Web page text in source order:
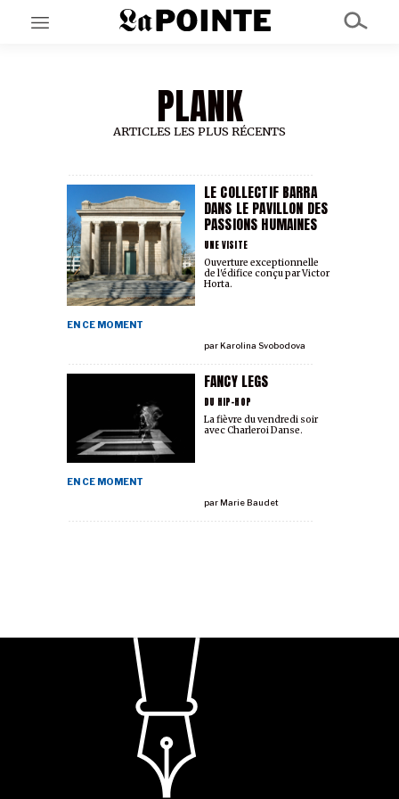
EN CE MOMENT
GRAND ANGLE
AU LARGE
À PROPOS
NOS PARTENAIRES
SOUTENEZ NOUS
PLANK
ARTICLES LES PLUS RÉCENTS
LE COLLECTIF BARRA
DANS LE PAVILLON DES
PASSIONS HUMAINES
UNE VISITE
EN CE MOMENT
parKarolina Svobodova
Ouverture exceptionnelle
de l'édifice conçu par Victor
Horta.
FANCY LEGS
DU HIP-HOP
EN CE MOMENT
parMarie Baudet
La fièvre du vendredi soir
avec Charleroi Danse.